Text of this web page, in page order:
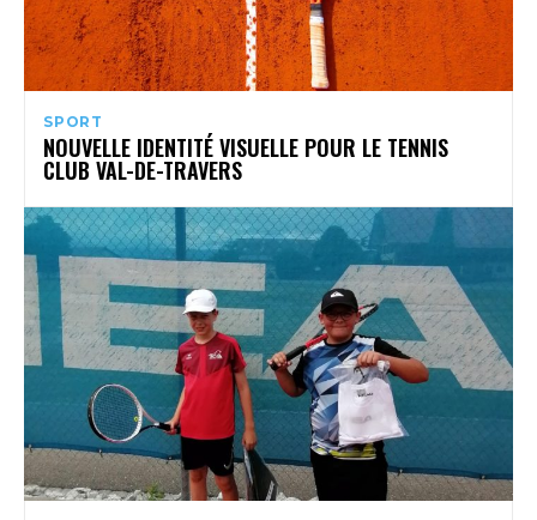
SPORT
NOUVELLE IDENTITÉ VISUELLE POUR LE TENNIS
CLUB VAL-DE-TRAVERS